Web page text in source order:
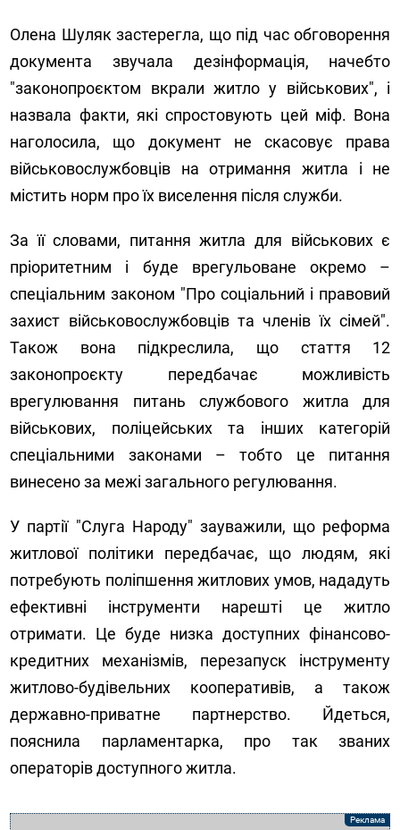
Олена Шуляк застерегла, що під час обговорення
документа звучала дезінформація, начебто
"законопроєктом вкрали житло у військових", і
назвала факти, які спростовують цей міф. Вона
наголосила, що документ не скасовує права
військовослужбовців на отримання житла і не
містить норм про їх виселення після служби.
За її словами, питання житла для військових є
пріоритетним і буде врегульоване окремо –
спеціальним законом "Про соціальний і правовий
захист військовослужбовців та членів їх сімей".
Також вона підкреслила, що стаття 12
законопроєкту передбачає можливість
врегулювання питань службового житла для
військових, поліцейських та інших категорій
спеціальними законами – тобто це питання
винесено за межі загального регулювання.
У партії "Слуга Народу" зауважили, що реформа
житлової політики передбачає, що людям, які
потребують поліпшення житлових умов, нададуть
ефективні інструменти нарешті це житло
отримати. Це буде низка доступних фінансово-
кредитних механізмів, перезапуск інструменту
житлово-будівельних кооперативів, а також
державно-приватне партнерство. Йдеться,
пояснила парламентарка, про так званих
операторів доступного житла.